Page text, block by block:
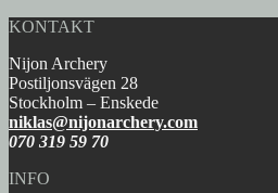
på
KONTAKT
Nijon Archery
Postiljonsvägen 28
Stockholm – Enskede
niklas@nijonarchery.com
070 319 59 70
INFO